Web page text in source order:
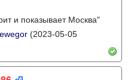
и показывает Москва"
(2023-05-05